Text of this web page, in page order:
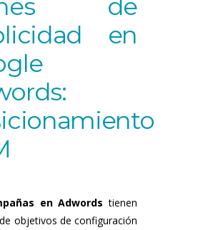
de
en
en Adwords tienen
objetivos de configuración